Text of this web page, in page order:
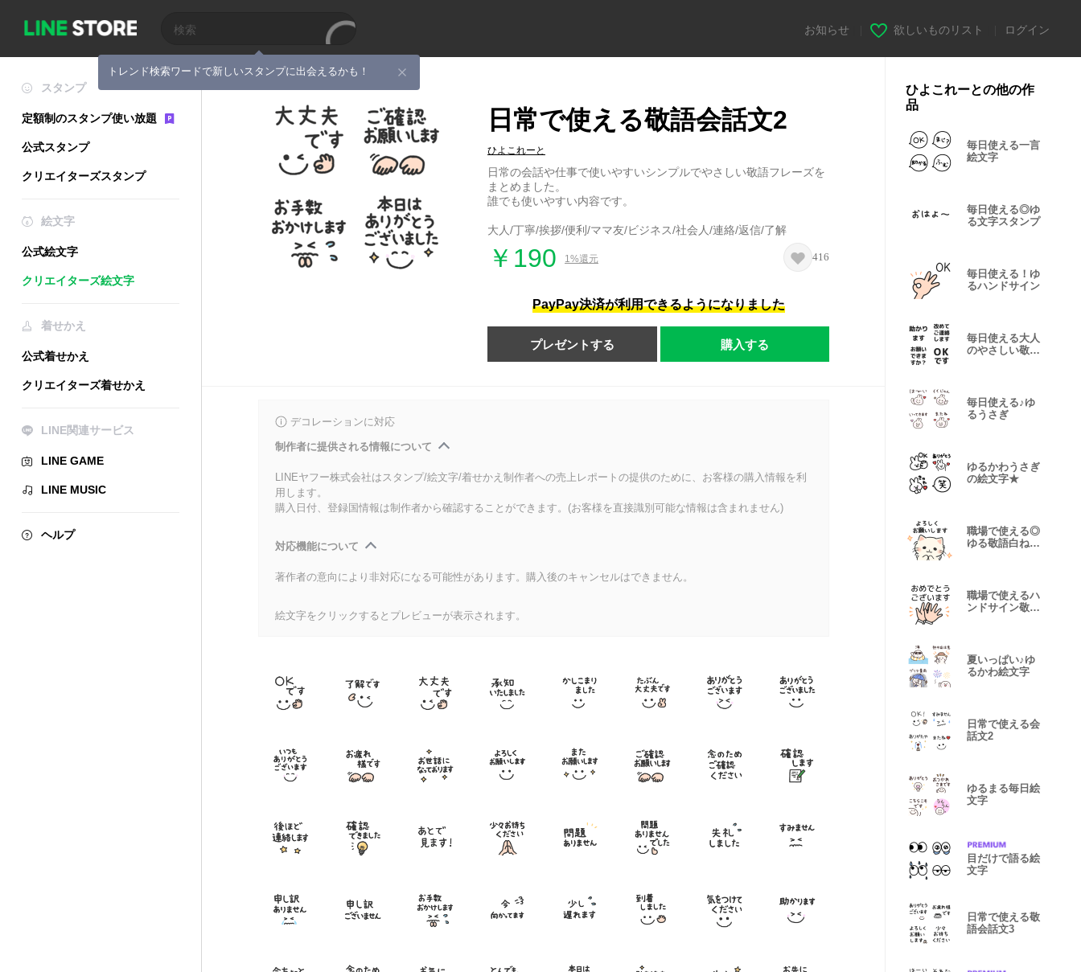
トレンド検索ワードで新しいスタンプに出会えるかも！
お知らせ 欲しいものリスト ログイン
スタンプ
定額制のスタンプ使い放題
公式スタンプ
クリエイターズスタンプ
絵文字
公式絵文字
クリエイターズ絵文字
着せかえ
公式着せかえ
クリエイターズ着せかえ
LINE関連サービス
LINE GAME
LINE MUSIC
ヘルプ
日常で使える敬語会話文2
ひよこれーと
日常の会話や仕事で使いやすいシンプルでやさしい敬語フレーズを
まとめました。
誰でも使いやすい内容です。
大人/丁寧/挨拶/便利/ママ友/ビジネス/社会人/連絡/返信/了解
￥190 1%還元 416
PayPay決済が利用できるようになりました
プレゼントする 購入する
デコレーションに対応
制作者に提供される情報について
LINEヤフー株式会社はスタンプ/絵文字/着せかえ制作者への売上レポートの提供のために、お客様の購入情報を利
用します。
購入日付、登録国情報は制作者から確認することができます。(お客様を直接識別可能な情報は含まれません)
対応機能について
著作者の意向により非対応になる可能性があります。購入後のキャンセルはできません。
絵文字をクリックするとプレビューが表示されます。
ひよこれーとの他の作
品
毎日使える一言
絵文字
毎日使える◎ゆ
る文字スタンプ
毎日使える！ゆ
るハンドサイン
毎日使える大人
のやさしい敬語
毎日使える♪ゆ
るうさぎ
ゆるかわうさぎ
の絵文字★
職場で使える◎
ゆる敬語白ねこ
職場で使えるハ
ンドサイン敬語
夏いっぱい♪ゆ
るかわ絵文字
日常で使える会
話文2
ゆるまる毎日絵
文字
目だけで語る絵
文字
日常で使える敬
語会話文3